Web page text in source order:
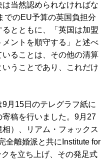
当然認められなければな
でのEU予算の英国負担分
とともに、「英国は加盟
ントを順守する」と述べ
ることは、その他の清算
うことであり、これだけ
月15日のテレグラフ紙に
稿を行いました。9月27
）、リアム・フォックス
全離婚派と共にInstitute for
を立ち上げ、その発足式